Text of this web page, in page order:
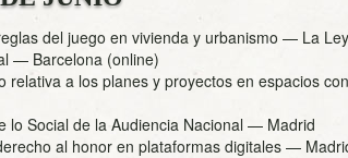
del juego en vivienda y urbanismo — La
— Barcelona (online)
relativa a los planes y proyectos en espacios
lo Social de la Audiencia Nacional — Madrid
al honor en plataformas digitales—